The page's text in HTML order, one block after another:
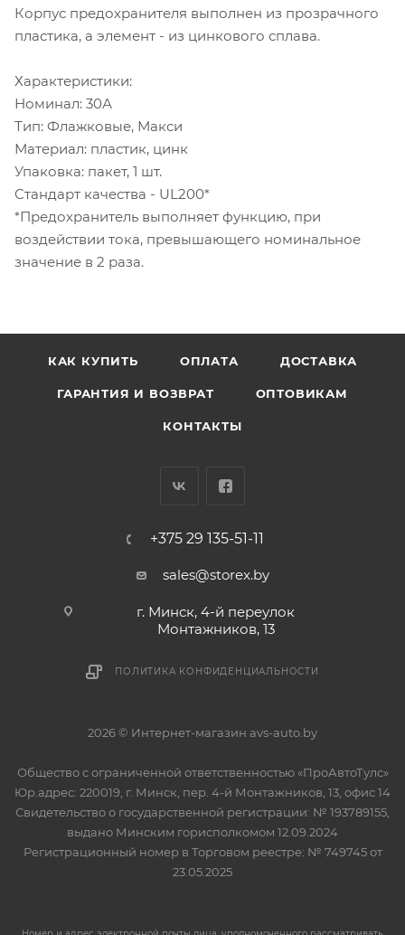
Корпус предохранителя выполнен из прозрачного
пластика, а элемент - из цинкового сплава.
Характеристики:
Номинал: 30А
Тип: Флажковые, Макси
Материал: пластик, цинк
Упаковка: пакет, 1 шт.
Стандарт качества - UL200*
*Предохранитель выполняет функцию, при
воздействии тока, превышающего номинальное
значение в 2 раза.
КАК КУПИТЬ ОПЛАТА ДОСТАВКА
ГАРАНТИЯ И ВОЗВРАТ ОПТОВИКАМ
КОНТАКТЫ
+375 29 135-51-11
sales@storex.by
г. Минск, 4-й переулок
Монтажников, 13
ПОЛИТИКА КОНФИДЕНЦИАЛЬНОСТИ
2026 © Интернет-магазин avs-auto.by
Общество с ограниченной ответственностью «ПроАвтоТулс»
Юр.адрес: 220019, г. Минск, пер. 4-й Монтажников, 13, офис 14
Свидетельство о государственной регистрации: № 193789155,
выдано Минским горисполкомом 12.09.2024
Регистрационный номер в Торговом реестре: № 749745 от
23.05.2025